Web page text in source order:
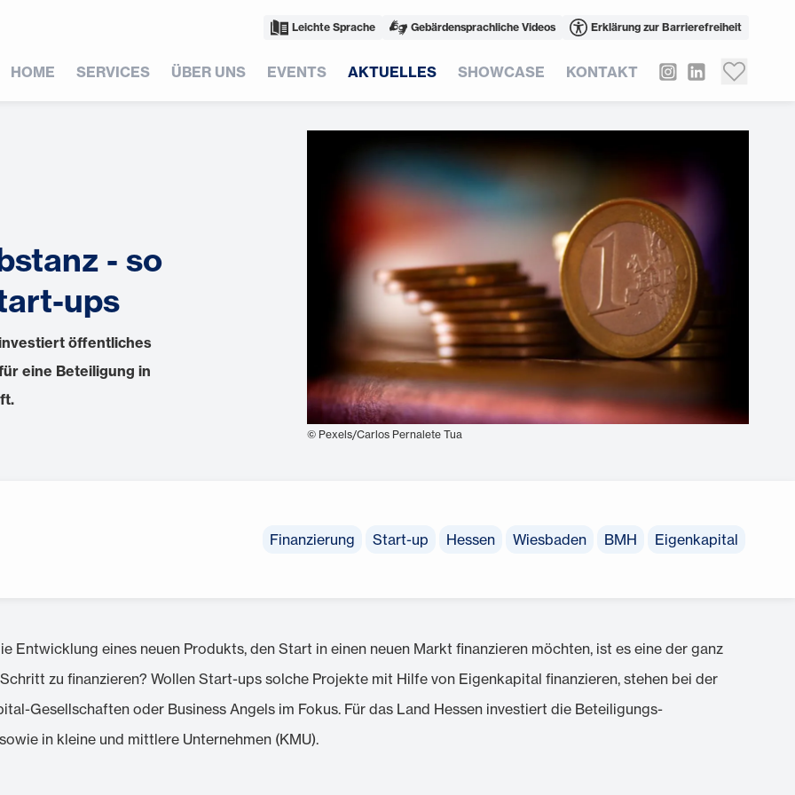
Leichte Sprache Gebärdensprachliche Videos Erklärung zur Barrierefreiheit
HOME SERVICES ÜBER UNS EVENTS AKTUELLES SHOWCASE KONTAKT
- so
ups
öffentliches
eine Beteiligung in
© Pexels/Carlos Pernalete Tua
Finanzierung Start-up Hessen Wiesbaden BMH Eigenkapital
Entwicklung eines neuen Produkts, den Start in einen neuen Markt finanzieren möchten, ist es eine der ganz
zu finanzieren? Wollen Start-ups solche Projekte mit Hilfe von Eigenkapital finanzieren, stehen bei der
Gesellschaften oder Business Angels im Fokus. Für das Land Hessen investiert die Beteiligungs-
in kleine und mittlere Unternehmen (KMU).